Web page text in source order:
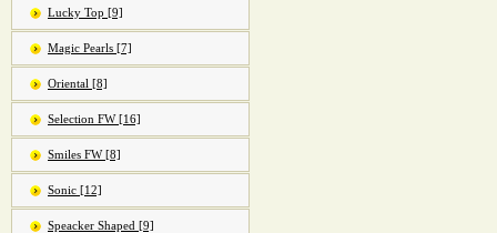
Lucky Top [9]
Magic Pearls [7]
Oriental [8]
Selection FW [16]
Smiles FW [8]
Sonic [12]
Speacker Shaped [9]